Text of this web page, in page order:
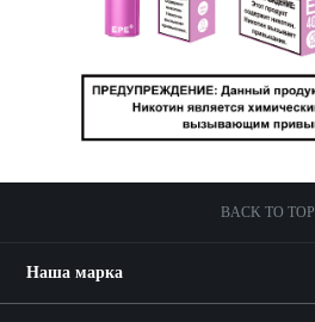
BACK TO TOP
Наша марка